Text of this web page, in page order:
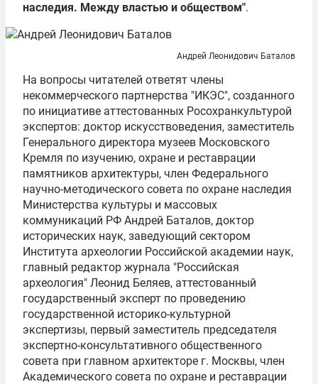
наследия. Между властью и обществом".
Андрей Леонидович Баталов
На вопросы читателей ответят члены
некоммерческого партнерства "ИКЭС", созданного
по инициативе аттестованных Росохранкультурой
экспертов: доктор искусствоведения, заместитель
Генерального директора музеев Московского
Кремля по изучению, охране и реставрации
памятников архитектуры, член Федерального
научно-методического совета по охране наследия
Министерства культуры и массовых
коммуникаций РФ Андрей Баталов, доктор
исторических наук, заведующий сектором
Института археологии Российской академии наук,
главный редактор журнала "Российская
археология" Леонид Беляев, аттестованный
государственный эксперт по проведению
государственной историко-культурной
экспертизы, первый заместитель председателя
экспертно-консультативного общественного
совета при главном архитекторе г. Москвы, член
Академического совета по охране и реставрации